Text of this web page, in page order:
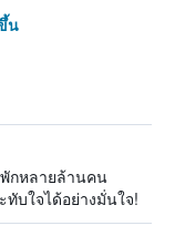
น
กหลายล้านคน
บใจได้อย่างมั่นใจ!